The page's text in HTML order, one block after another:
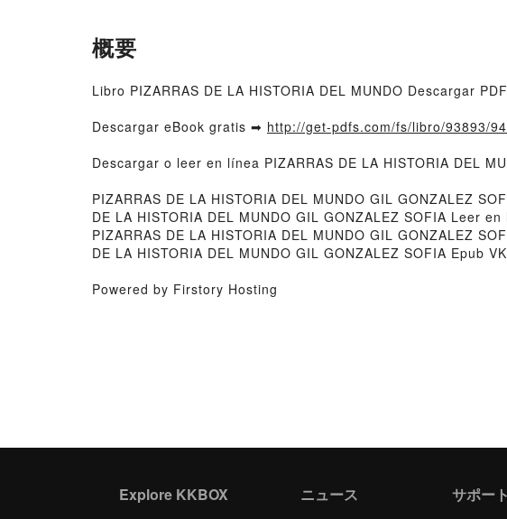
概要
Libro PIZARRAS DE LA HISTORIA DEL MUNDO Descargar
Descargar eBook gratis ➡ http://get-pdfs.com/fs/libro/93893/
Descargar o leer en línea PIZARRAS DE LA HISTORIA DEL
PIZARRAS DE LA HISTORIA DEL MUNDO GIL GONZALEZ
DE LA HISTORIA DEL MUNDO GIL GONZALEZ SOFIA Leer
PIZARRAS DE LA HISTORIA DEL MUNDO GIL GONZALEZ
DE LA HISTORIA DEL MUNDO GIL GONZALEZ SOFIA Epub
Powered by Firstory Hosting
Explore KKBOX ニュース サポート